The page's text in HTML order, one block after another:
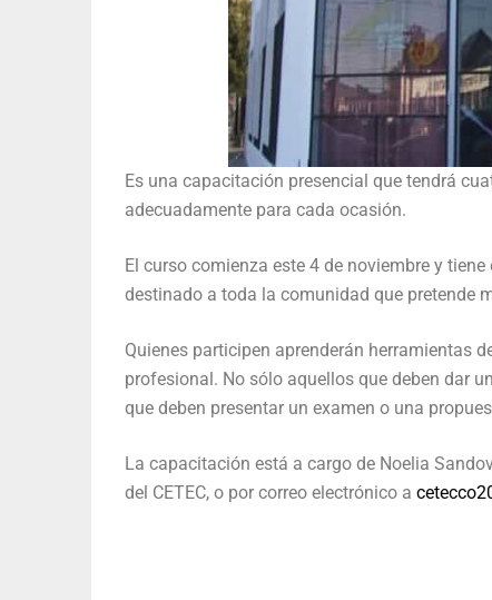
Es una capacitación presencial que tendrá
adecuadamente para cada ocasión.
El curso comienza este 4 de noviembre y
destinado a toda la comunidad que pretende
Quienes participen aprenderán herramientas
profesional. No sólo aquellos que deben dar
que deben presentar un examen o una
La capacitación está a cargo de Noelia
del CETEC, o por correo electrónico a